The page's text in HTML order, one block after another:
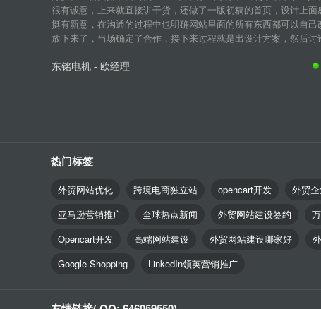
很有诚意，上来就直接讲干货，还做了一版初稿的首页，设计上
挺有新意，在沟通的过程中也明确网站里面的所有东西都可以自
放下来了，当场确定了合作，接下来过程就是出设计方案，然后
东铭电机 - 欧经理
热门标签
外贸网站优化 跨境电商独立站 opencart开发 外贸
亚马逊营销推广
全球热点新闻 外贸网站建设签约
Opencart开发
高端网站建设 外贸网站建设哪家好
Google Shopping
LinkedIn领英营销推广